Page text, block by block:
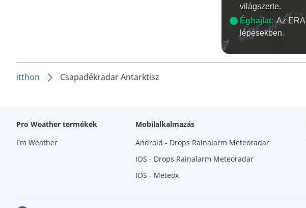
világszerte.
Éghajlat: Az
lépésekben.
itthon Csapadékradar Antarktisz
Pro Weather termékek
I'm Weather
Mobilalkalmazás
Android - Drops Rainalarm Meteoradar
IOS - Drops Rainalarm Meteoradar
IOS - Meteox